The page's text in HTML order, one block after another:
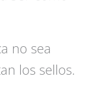
no sea
los sellos.